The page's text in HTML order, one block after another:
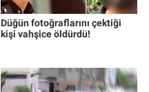
Düğün fotoğraflarını çektiği
kişi vahşice öldürdü!